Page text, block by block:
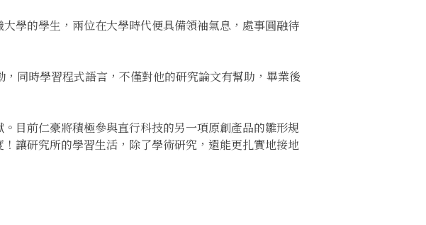
學的學生，兩位在大學時代便具備領袖氣息，處事圓融待
同時學習程式語言，不僅對他的研究論文有幫助，畢業後
目前仁豪將積極參與直行科技的另一項原創產品的雛形規
讓研究所的學習生活，除了學術研究，還能更扎實地接地